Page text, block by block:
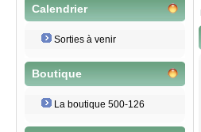
Calendrier
Sorties à venir
Boutique
La boutique 500-126